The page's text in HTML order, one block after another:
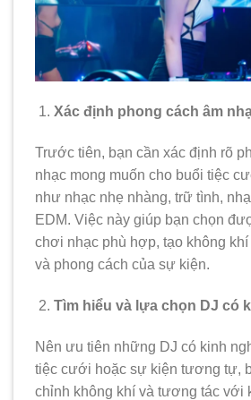
Xác định phong cách âm
Trước tiên, bạn cần xác định rõ
nhạc mong muốn cho buổi tiệc
như nhạc nhẹ nhàng, trữ tình,
EDM. Việc này giúp bạn chọn
chơi nhạc phù hợp, tạo không
và phong cách của sự kiện.
Tìm hiểu và lựa chọn DJ có
Nên ưu tiên những DJ có kinh
tiệc cưới hoặc sự kiện tương tự,
chỉnh không khí và tương tác với